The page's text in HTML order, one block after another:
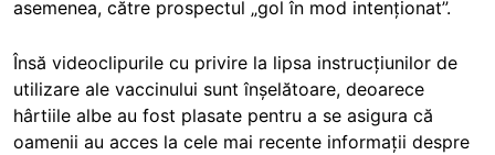
asemenea, către prospectul „gol în mod intenționat”.
Însă videoclipurile cu privire la lipsa instrucțiunilor de
utilizare ale vaccinului sunt înșelătoare, deoarece
hârtiile albe au fost plasate pentru a se asigura că
oamenii au acces la cele mai recente informații despre